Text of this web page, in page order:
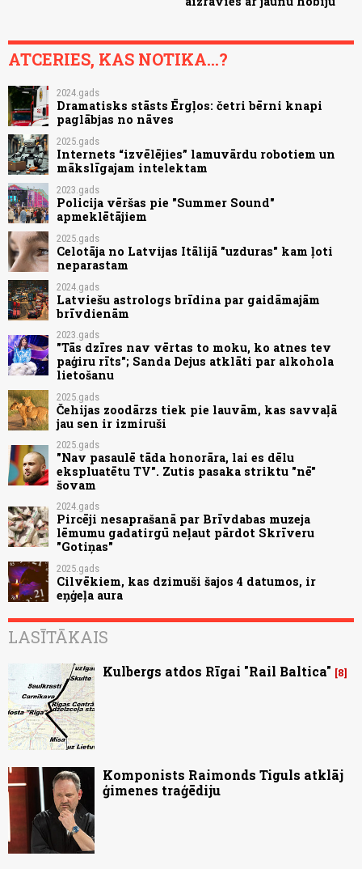
ATCERIES, KAS NOTIKA...?
2024.gads
Dramatisks stāsts Ērgļos: četri bērni knapi
paglābjas no nāves
2025.gads
Internets “izvēlējies” lamuvārdu robotiem un
mākslīgajam intelektam
2023.gads
Policija vēršas pie "Summer Sound"
apmeklētājiem
2025.gads
Celotāja no Latvijas Itālijā "uzduras" kam ļoti
neparastam
2024.gads
Latviešu astrologs brīdina par gaidāmajām
brīvdienām
2023.gads
"Tās dzīres nav vērtas to moku, ko atnes tev
paģiru rīts"; Sanda Dejus atklāti par alkohola
lietošanu
2025.gads
Čehijas zoodārzs tiek pie lauvām, kas savvaļā
jau sen ir izmiruši
2025.gads
"Nav pasaulē tāda honorāra, lai es dēlu
ekspluatētu TV". Zutis pasaka striktu "nē"
šovam
2024.gads
Pircēji nesaprašanā par Brīvdabas muzeja
lēmumu gadatirgū neļaut pārdot Skrīveru
"Gotiņas"
2025.gads
Cilvēkiem, kas dzimuši šajos 4 datumos, ir
eņģeļa aura
LASĪTĀKAIS
Kulbergs atdos Rīgai "Rail Baltica" 8
Komponists Raimonds Tiguls atklāj
ģimenes traģēdiju